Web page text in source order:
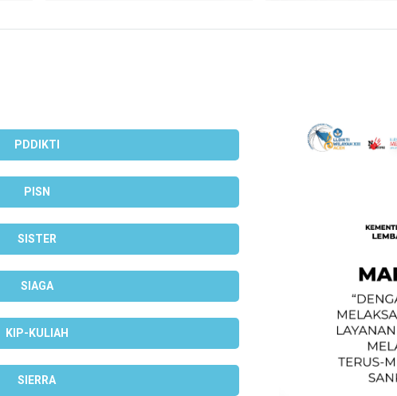
PDDIKTI
PISN
SISTER
SIAGA
KIP-KULIAH
SIERRA